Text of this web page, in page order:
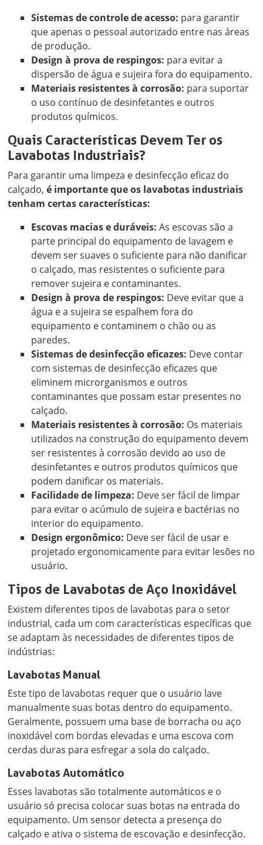
Sistemas de controle de acesso: para garantir
que apenas o pessoal autorizado entre nas áreas
de produção.
Design à prova de respingos: para evitar a
dispersão de água e sujeira fora do equipamento.
Materiais resistentes à corrosão: para suportar
o uso contínuo de desinfetantes e outros
produtos químicos.
Quais Características Devem Ter os
Lavabotas Industriais?
Para garantir uma limpeza e desinfecção eficaz do
calçado,é importante que os lavabotas industriais
tenham certas características:
Escovas macias e duráveis: As escovas são a
parte principal do equipamento de lavagem e
devem ser suaves o suficiente para não danificar
o calçado, mas resistentes o suficiente para
remover sujeira e contaminantes.
Design à prova de respingos: Deve evitar que a
água e a sujeira se espalhem fora do
equipamento e contaminem o chão ou as
paredes.
Sistemas de desinfecção eficazes: Deve contar
com sistemas de desinfecção eficazes que
eliminem microrganismos e outros
contaminantes que possam estar presentes no
calçado.
Materiais resistentes à corrosão: Os materiais
utilizados na construção do equipamento devem
ser resistentes à corrosão devido ao uso de
desinfetantes e outros produtos químicos que
podem danificar os materiais.
Facilidade de limpeza: Deve ser fácil de limpar
para evitar o acúmulo de sujeira e bactérias no
interior do equipamento.
Design ergonômico: Deve ser fácil de usar e
projetado ergonomicamente para evitar lesões no
usuário.
Tipos de Lavabotas de Aço Inoxidável
Existem diferentes tipos de lavabotas para o setor
industrial, cada um com características específicas que
se adaptam às necessidades de diferentes tipos de
indústrias:
Lavabotas Manual
Este tipo de lavabotas requer que o usuário lave
manualmente suas botas dentro do equipamento.
Geralmente, possuem uma base de borracha ou aço
inoxidável com bordas elevadas e uma escova com
cerdas duras para esfregar a sola do calçado.
Lavabotas Automático
Esses lavabotas são totalmente automáticos e o
usuário só precisa colocar suas botas na entrada do
equipamento. Um sensor detecta a presença do
calçado e ativa o sistema de escovação e desinfecção.